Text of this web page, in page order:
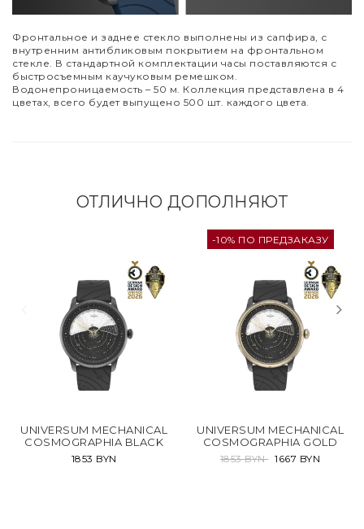
Фронтальное и заднее стекло выполнены из сапфира, с
внутренним антибликовым покрытием на фронтальном
стекле. В стандартной комплектации часы поставляются с
быстросъемным каучуковым ремешком.
Водонепроницаемость – 50 м. Коллекция представлена в 4
цветах, всего будет выпущено 500 шт. каждого цвета.
ОТЛИЧНО ДОПОЛНЯЮТ
UNIVERSUM MECHANICAL
COSMOGRAPHIA BLACK
1853 BYN
-10% ПО ПРЕДЗАКАЗУ
UNIVERSUM MECHANICAL
COSMOGRAPHIA GOLD
1853 BYN 1667 BYN